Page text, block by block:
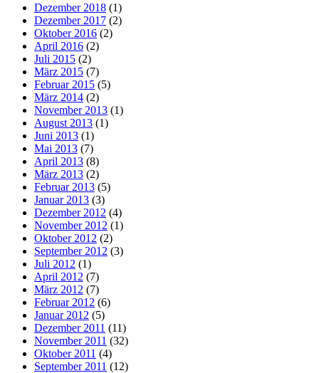
Dezember 2018 (1)
Dezember 2017 (2)
Oktober 2016 (2)
April 2016 (2)
Juli 2015 (2)
März 2015 (7)
Februar 2015 (5)
März 2014 (2)
November 2013 (1)
August 2013 (1)
Juni 2013 (1)
Mai 2013 (7)
April 2013 (8)
März 2013 (2)
Februar 2013 (5)
Januar 2013 (3)
Dezember 2012 (4)
November 2012 (1)
Oktober 2012 (2)
September 2012 (3)
Juli 2012 (1)
April 2012 (7)
März 2012 (7)
Februar 2012 (6)
Januar 2012 (5)
Dezember 2011 (11)
November 2011 (32)
Oktober 2011 (4)
September 2011 (12)